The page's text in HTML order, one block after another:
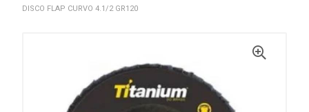
DISCO FLAP CURVO 4.1/2 GR120